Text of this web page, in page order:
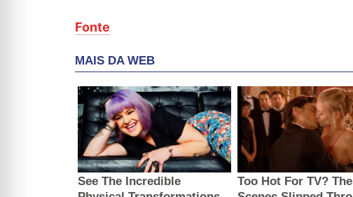
Fonte